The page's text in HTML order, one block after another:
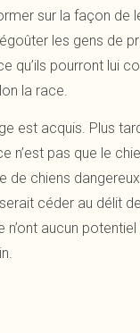
sur la façon
les gens de
qu’ils pourront lui
la race.
est acquis. Plus
n’est pas que le
de chiens
céder au délit
n’ont aucun